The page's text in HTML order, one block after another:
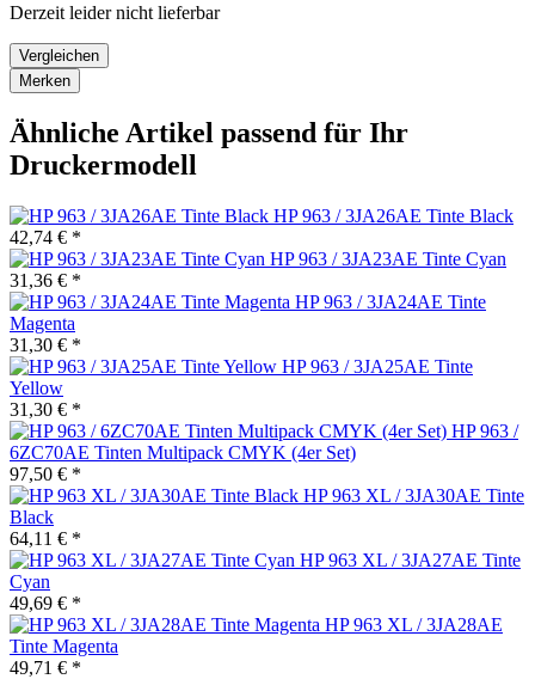
Derzeit leider nicht lieferbar
Vergleichen
Merken
Ähnliche Artikel passend für Ihr
Druckermodell
HP 963 / 3JA26AE Tinte Black
42,74 € *
HP 963 / 3JA23AE Tinte Cyan
31,36 € *
HP 963 / 3JA24AE Tinte
Magenta
31,30 € *
HP 963 / 3JA25AE Tinte
Yellow
31,30 € *
HP 963 /
6ZC70AE Tinten Multipack CMYK (4er Set)
97,50 € *
HP 963 XL / 3JA30AE Tinte
Black
64,11 € *
HP 963 XL / 3JA27AE Tinte
Cyan
49,69 € *
HP 963 XL / 3JA28AE
Tinte Magenta
49,71 € *